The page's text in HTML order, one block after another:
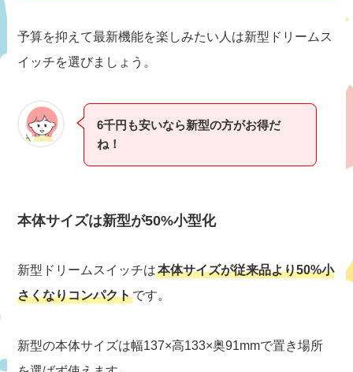
予算を抑えて最新機能を楽しみたい人は新型ドリームス
イッチを選びましょう。
6千円も安いなら新型の方がお得だ
ね！
本体サイズは新型が50%小型化
新型ドリームスイッチは本体サイズが従来品より50%小
さくなりコンパクトです。
新型の本体サイズは幅137×高133×奥91mmで置き場所